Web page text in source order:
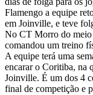
Flamengo a equipe
em Joinville, e teve
No CT Morro do meio
comandou um treino
A equipe terá uma
encarar o Coritiba, na
Joinville. É um dos 4
final de competição e